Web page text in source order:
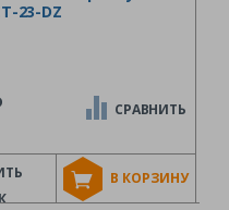
23-DZ
В КОРЗИНУ
СРАВНИТЬ